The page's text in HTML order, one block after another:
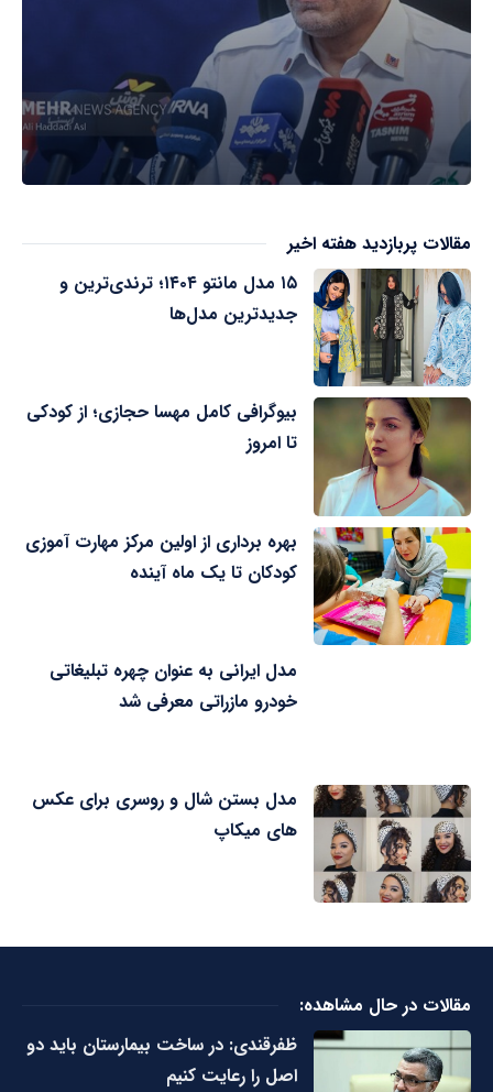
مقالات پربازدید هفته اخیر
۱۵ مدل مانتو ۱۴۰۴؛ ترندی‌ترین و
جدیدترین مدل‌ها
بیوگرافی کامل مهسا حجازی؛ از کودکی
تا امروز
بهره برداری از اولین مرکز مهارت آموزی
کودکان تا یک ماه آینده
مدل ایرانی به عنوان چهره تبلیغاتی
خودرو مازراتی معرفی شد
مدل بستن شال و روسری برای عکس
های میکاپ
مقالات در حال مشاهده:
ظفرقندی: در ساخت بیمارستان باید دو
اصل را رعایت کنیم